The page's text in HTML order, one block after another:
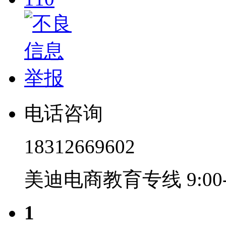
电话咨询
18312669602
美迪电商教育专线
1